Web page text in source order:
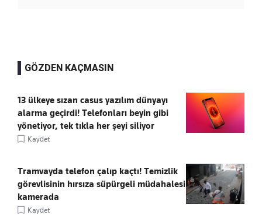
GÖZDEN KAÇMASIN
13 ülkeye sızan casus yazılım dünyayı
alarma geçirdi! Telefonları beyin gibi
yönetiyor, tek tıkla her şeyi siliyor
Kaydet
Tramvayda telefon çalıp kaçtı! Temizlik
görevlisinin hırsıza süpürgeli müdahalesi
kamerada
Kaydet